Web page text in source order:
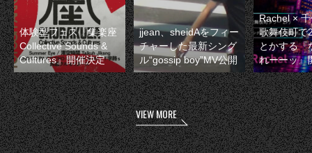
体験型フェス『集楽座
Collective Sounds &
Cultures』開催決定
jjean、sheidAをフィー
チャーした最新シング
ル“gossip boy”MV公開
Rachel ×
歌舞伎町で
とかする『
れーーッ』
VIEW MORE